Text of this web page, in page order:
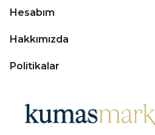
Hesabım
Hakkımızda
Politikalar